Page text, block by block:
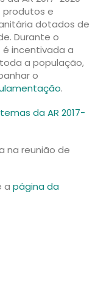
produtos e
dotados de
Durante o
incentivada a
a população,
o
.
temas da AR 2017-
na reunião de
a página da